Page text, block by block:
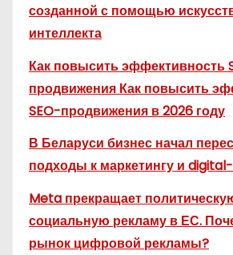
созданной с помощью
интеллекта
Как повысить эффективность
продвижения Как повысить
SEO-продвижения в 2026 году
В Беларуси бизнес начал
подходы к маркетингу и
Meta прекращает
социальную рекламу в ЕС.
рынок цифровой рекламы?